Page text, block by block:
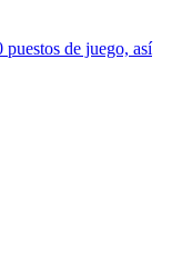
de juego, así